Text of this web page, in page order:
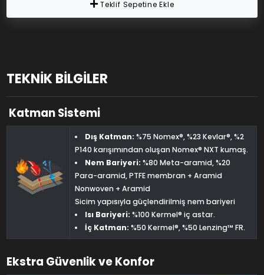
Teklif Sepetine Ekle
TEKNİK BİLGİLER
Katman Sistemi
Dış Katman: %75 Nomex®, %23 Kevlar®, %2
P140 karışımından oluşan Nomex®️ NXT kumaş.
Nem Bariyeri: %80 Meta-aramid, %20
Para-aramid, PTFE membran + Aramid
Nonwoven + Aramid
Sicim yapısıyla güçlendirilmiş nem bariyeri
Isı Bariyeri: %100 Kermel® iç astar.
İç Katman: %50 Kermel®, %50 Lenzing™ FR.
Ekstra Güvenlik ve Konfor